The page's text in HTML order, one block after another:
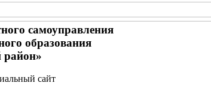
самоуправления
образования
район»
сайт